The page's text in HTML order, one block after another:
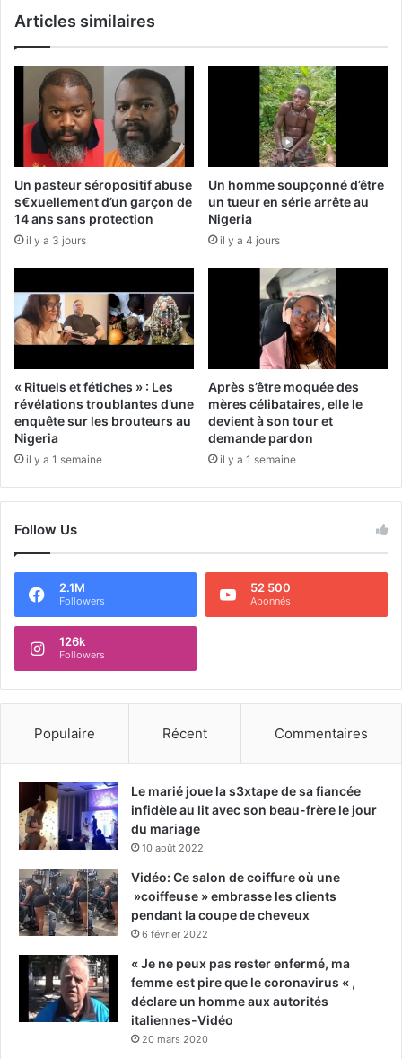
Articles similaires
Un pasteur séropositif abuse
s€xuellement d’un garçon de
14 ans sans protection
il y a 3 jours
Un homme soupçonné d’être
un tueur en série arrête au
Nigeria
il y a 4 jours
« Rituels et fétiches » : Les
révélations troublantes d’une
enquête sur les brouteurs au
Nigeria
il y a 1 semaine
Après s’être moquée des
mères célibataires, elle le
devient à son tour et
demande pardon
il y a 1 semaine
Follow Us
2.1M
Followers
52 500
Abonnés
126k
Followers
Populaire Récent Commentaires
Le marié joue la s3xtape de sa fiancée
infidèle au lit avec son beau-frère le jour
du mariage
10 août 2022
Vidéo: Ce salon de coiffure où une
»coiffeuse » embrasse les clients
pendant la coupe de cheveux
6 février 2022
« Je ne peux pas rester enfermé, ma
femme est pire que le coronavirus « ,
déclare un homme aux autorités
italiennes-Vidéo
20 mars 2020